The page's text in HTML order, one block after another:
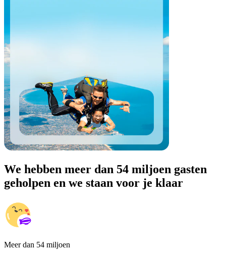
We hebben meer dan 54 miljoen gasten
geholpen en we staan voor je klaar
Meer dan 54 miljoen